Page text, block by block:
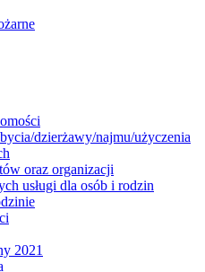
dzierżawy/najmu/użyczenia
oraz organizacji
usługi dla osób i rodzin
2021